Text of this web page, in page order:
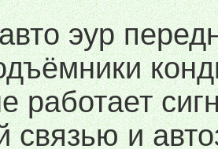
эур
работает
связью и